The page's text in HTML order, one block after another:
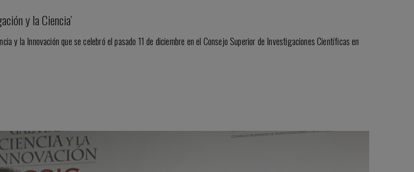
y la Ciencia’
y la Innovación que se celebró el pasado 11 de diciembre en el Consejo Superior de Investigaciones Científicas en